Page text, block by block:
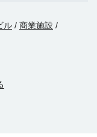
ル / 商業施設 /